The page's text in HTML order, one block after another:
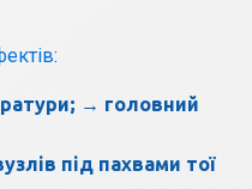
:
→ головний
під пахвами тої